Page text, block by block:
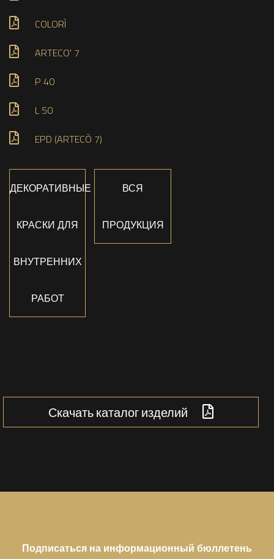
COLORÌ
ARTECO' 7
P 40
L 50
EPD (ARTECÒ 7)
ДЕКОРАТИВНЫЕ
КРАСКИ ДЛЯ
ВНУТРЕННИХ
РАБОТ
ВСЯ
ПРОДУКЦИЯ
Скачать каталог изделий
Подписаться на информационный бюллетень